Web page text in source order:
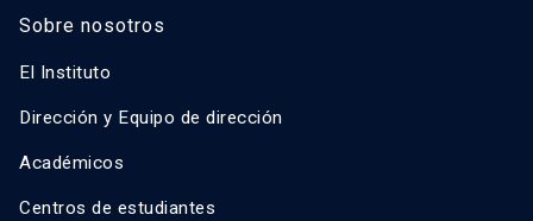
Sobre nosotros
El Instituto
Dirección y Equipo de dirección
Académicos
Centros de estudiantes